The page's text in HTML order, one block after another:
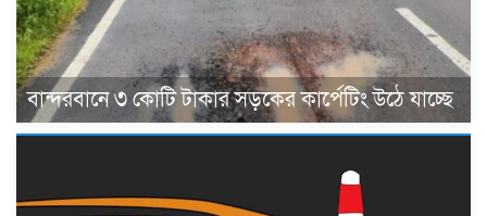
বান্দরবানে ৩ কোটি টাকার সড়কের কার্পেটিং উঠে যাচ্ছে